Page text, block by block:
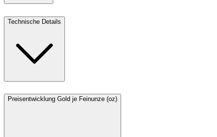
Technische Details
Preisentwicklung Gold je Feinunze (oz)